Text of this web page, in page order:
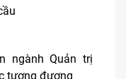
ngành Quản trị
tương đương